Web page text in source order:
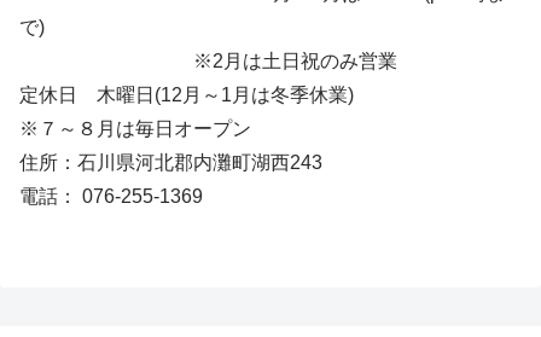
で)
※2月は土日祝のみ営業
定休日 木曜日(12月～1月は冬季休業)
※７～８月は毎日オープン
住所：石川県河北郡内灘町湖西243
電話： 076-255-1369